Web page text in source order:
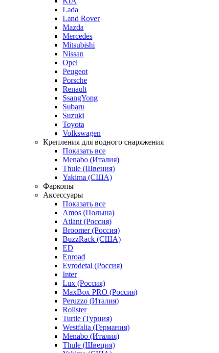
Lada
Land Rover
Mazda
Mercedes
Mitsubishi
Nissan
Opel
Peugeot
Porsche
Renault
SsangYong
Subaru
Suzuki
Toyota
Volkswagen
Крепления для водного снаряжения
Показать все
Menabo (Италия)
Thule (Швеция)
Yakima (США)
Фаркопы
Аксессуары
Показать все
Amos (Польша)
Atlant (Россия)
Broomer (Россия)
BuzzRack (США)
ED
Enroad
Evrodetal (Россия)
Inter
Lux (Россия)
MaxBox PRO (Россия)
Peruzzo (Италия)
Rollster
Turtle (Турция)
Westfalia (Германия)
Menabo (Италия)
Thule (Швеция)